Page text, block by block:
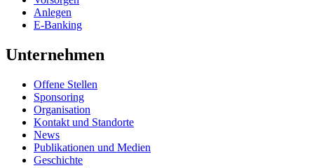
Anlegen
E-Banking
Unternehmen
Offene Stellen
Sponsoring
Organisation
Kontakt und Standorte
News
Publikationen und Medien
Geschichte